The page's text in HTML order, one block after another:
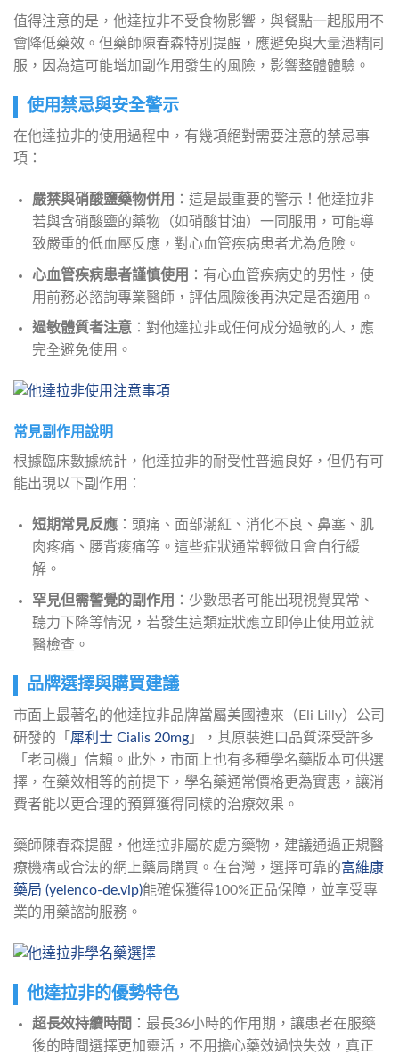
值得注意的是，他達拉非不受食物影響，與餐點一起服用不
會降低藥效。但藥師陳春森特別提醒，應避免與大量酒精同
服，因為這可能增加副作用發生的風險，影響整體體驗。
使用禁忌與安全警示
在他達拉非的使用過程中，有幾項絕對需要注意的禁忌事
項：
嚴禁與硝酸鹽藥物併用
：這是最重要的警示！他達拉非
若與含硝酸鹽的藥物（如硝酸甘油）一同服用，可能導
致嚴重的低血壓反應，對心血管疾病患者尤為危險。
心血管疾病患者謹慎使用
：有心血管疾病史的男性，使
用前務必諮詢專業醫師，評估風險後再決定是否適用。
過敏體質者注意：對他達拉非或任何成分過敏的人，應
完全避免使用。
常見副作用說明
根據臨床數據統計，他達拉非的耐受性普遍良好，但仍有可
能出現以下副作用：
短期常見反應：頭痛、面部潮紅、消化不良、鼻塞、肌
肉疼痛、腰背痠痛等。這些症狀通常輕微且會自行緩
解。
罕見但需警覺的副作用
：少數患者可能出現視覺異常、
聽力下降等情況，若發生這類症狀應立即停止使用並就
醫檢查。
品牌選擇與購買建議
市面上最著名的他達拉非品牌當屬美國禮來（Eli Lilly）公司
研發的「 犀利士 Cialis 20mg 」，其原裝進口品質深受許多
「老司機」信賴。此外，市面上也有多種學名藥版本可供選
擇，在藥效相等的前提下，學名藥通常價格更為實惠，讓消
費者能以更合理的預算獲得同樣的治療效果。
藥師陳春森提醒，他達拉非屬於處方藥物，建議通過正規醫
療機構或合法的網上藥局購買。在台灣，選擇可靠的富維康
藥局 (yelenco-de.vip)能確保獲得100%正品保障，並享受專
業的用藥諮詢服務。
他達拉非的優勢特色
超長效持續時間 ：最長36小時的作用期，讓患者在服藥
後的時間選擇更加靈活，不用擔心藥效過快失效，真正